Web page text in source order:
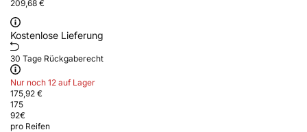
209,68 €
Kostenlose Lieferung
30 Tage Rückgaberecht
Nur noch 12 auf Lager
175,92 €
175
92€
pro Reifen